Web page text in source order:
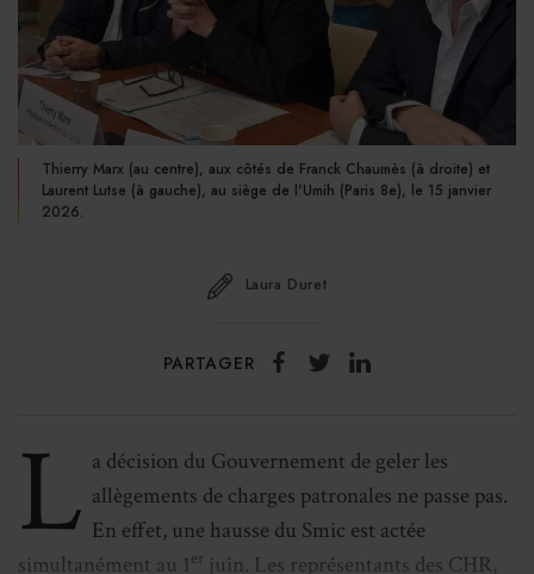
Thierry Marx (au centre), aux côtés de Franck Chaumès (à droite) et
Laurent Lutse (à gauche), au siège de l'Umih (Paris 8e), le 15 janvier
2026.
Laura Duret
PARTAGER
L a décision du Gouvernement de geler les
allègements de charges patronales ne passe pas.
En effet, une hausse du Smic est actée
simultanément au 1er juin. Les représentants des CHR,